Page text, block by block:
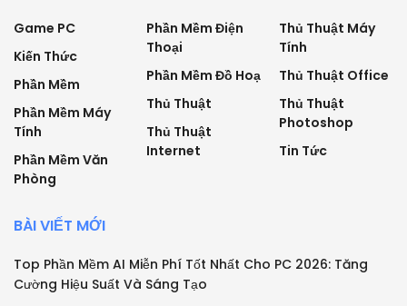
Game PC
Kiến Thức
Phần Mềm
Phần Mềm Máy
Tính
Phần Mềm Văn
Phòng
Phần Mềm Điện
Thoại
Phần Mềm Đồ Hoạ
Thủ Thuật
Thủ Thuật
Internet
Thủ Thuật Máy
Tính
Thủ Thuật Office
Thủ Thuật
Photoshop
Tin Tức
BÀI VIẾT MỚI
Top Phần Mềm AI Miễn Phí Tốt Nhất Cho PC 2026: Tăng
Cường Hiệu Suất Và Sáng Tạo